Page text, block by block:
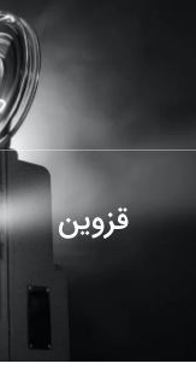
قزوین